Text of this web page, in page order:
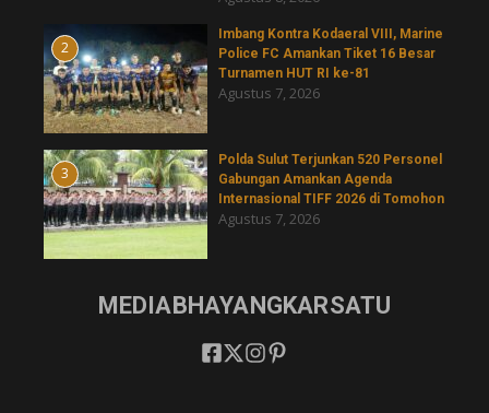
2
Imbang Kontra Kodaeral VIII, Marine
Police FC Amankan Tiket 16 Besar
Turnamen HUT RI ke-81
Agustus 7, 2026
3
​Polda Sulut Terjunkan 520 Personel
Gabungan Amankan Agenda
Internasional TIFF 2026 di Tomohon
Agustus 7, 2026
MEDIABHAYANGKARSATU